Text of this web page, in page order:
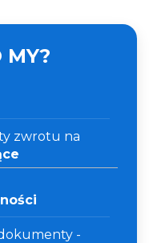
MY?
zwrotu na
-